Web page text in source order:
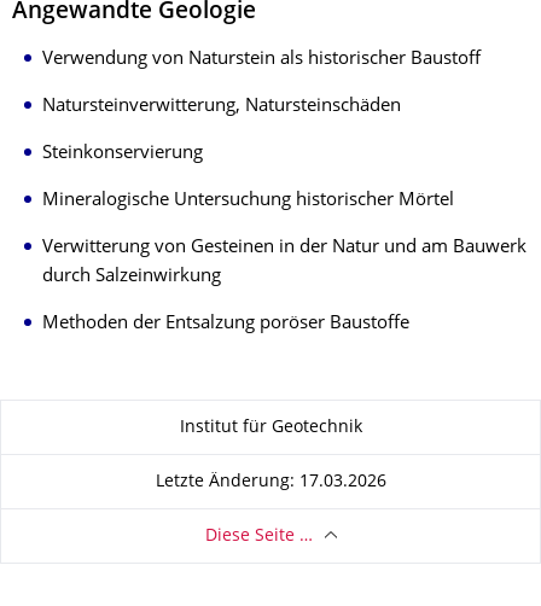
Angewandte Geologie
Verwendung von Naturstein als historischer Baustoff
Natursteinverwitterung, Natursteinschäden
Steinkonservierung
Mineralogische Untersuchung historischer Mörtel
Verwitterung von Gesteinen in der Natur und am Bauwerk
durch Salzeinwirkung
Methoden der Entsalzung poröser Baustoffe
Zu dieser SeiteInstitut für Geotechnik
Letzte Änderung: 17.03.2026
Diese Seite …